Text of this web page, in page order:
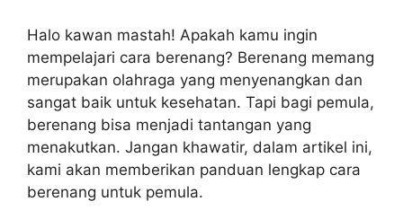
Halo kawan mastah! Apakah kamu ingin
mempelajari cara berenang? Berenang memang
merupakan olahraga yang menyenangkan dan
sangat baik untuk kesehatan. Tapi bagi pemula,
berenang bisa menjadi tantangan yang
menakutkan. Jangan khawatir, dalam artikel ini,
kami akan memberikan panduan lengkap cara
berenang untuk pemula.